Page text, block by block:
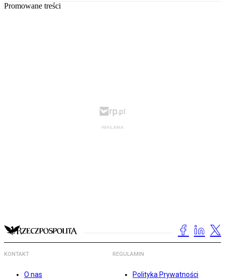
Promowane treści
KONTAKT
O nas
REGULAMIN
Polityka Prywatności